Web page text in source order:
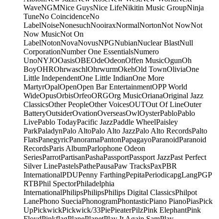
WaveNGMNice GuysNice LifeNikitin Music GroupNinja
TuneNo CoincidenceNo
LabelNoiseNonesuchNooiraxNormalNortonNot NowNot
Now MusicNot On
LabelNotonNovaNovusNPGNubianNuclear BlastNull
CorporationNumber One EssentialsNumero
UnoNYJOOasisOBEOdeOdeonOffen MusicOgunOh
BoyOHROhrwaschlOhrwurmOkehOld TownOliviaOne
Little IndependentOne Little IndianOne More
MartyrOpalOpenOpen Bar EntertainmentOPP World
WideOpusOrbisOrfeoORGOrg MusicOrianaOriginal Jazz
ClassicsOther PeopleOther VoicesOUTOut Of LineOuter
BatteryOutsiderOvationOverseasOwlOysterPabloPablo
LivePablo TodayPacific JazzPaddle WheelPaisley
ParkPaladynPalo AltoPalo Alto JazzPalo Alto RecordsPalto
FlatsPanegyricPanoramaPantonPapagayoParanoidParanoid
RecordsParis AlbumParlophone Odeon
SeriesParrotPartisanPashaPassportPassport JazzPast Perfect
Silver LinePastelsPathePausaPaw TracksPaxPBR
InternationalPDUPenny FarthingPepitaPeriodicapgLangPGP
RTBPhil SpectorPhiladelphia
InternationalPhilipsPhilipsPhilips Digital ClassicsPhilpot
LanePhono SueciaPhonogramPhontasticPiano PianoPiasPick
UpPickwickPickwick/33PiePieaterPilzPink ElephantPink